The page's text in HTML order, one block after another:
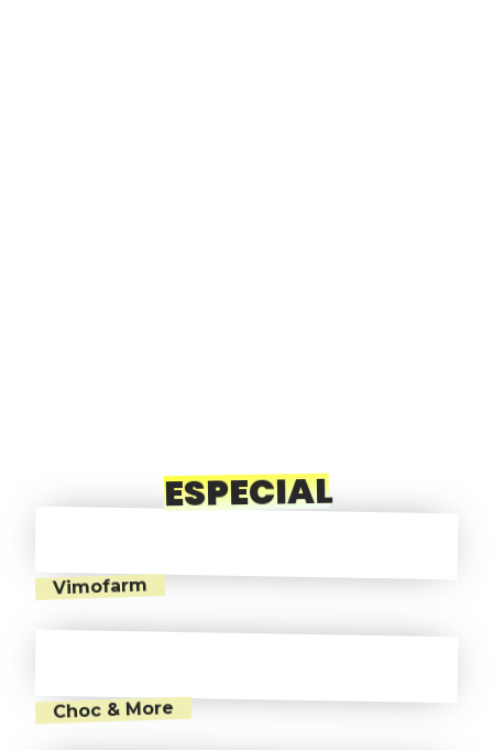
ESPECIAL
Vimofarm
Choc & More